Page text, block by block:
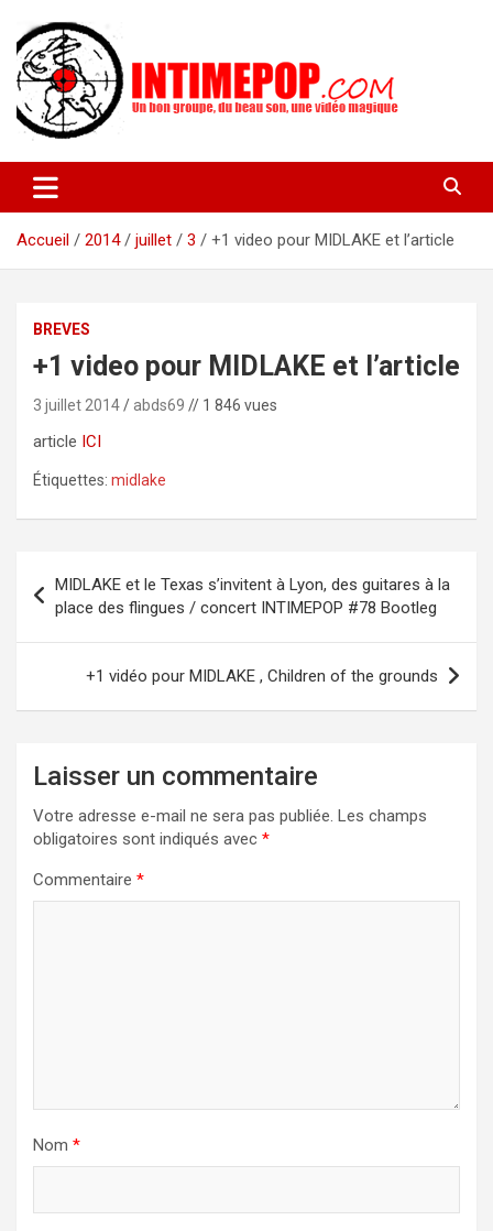
contenu
intimepop.com
actuelles pop rock, post-rock, indé sur Lyon. rock pop concert
lyon
Accueil
2014 juillet 3 +1 video pour MIDLAKE et l’article
BREVES
+1 video pour MIDLAKE et l’article
3 juillet 2014 abds69 // 1 846 vues
article ICI
Étiquettes: midlake
de
l’article
MIDLAKE et le Texas s’invitent à Lyon, des guitares à la
place des flingues / concert INTIMEPOP #78 Bootleg
+1 vidéo pour MIDLAKE , Children of the grounds
Laisser un commentaire
Votre adresse e-mail ne sera pas publiée. Les champs
obligatoires sont indiqués avec *
Commentaire *
Nom *